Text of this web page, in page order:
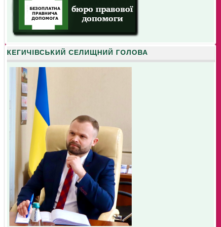
КЕГИЧІВСЬКИЙ СЕЛИЩНИЙ ГОЛОВА